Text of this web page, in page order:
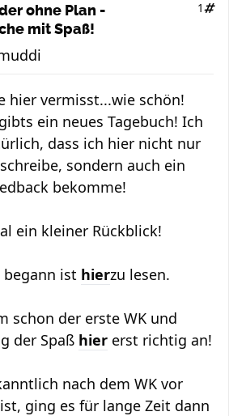
ohne Plan -
mit Spaß!
1
hier vermisst...wie schön!
ein neues Tagebuch! Ich
dass ich hier nicht nur
sondern auch ein
bekomme!
ein kleiner Rückblick!
begann ist hierzu lesen.
schon der erste WK und
der Spaß hier erst richtig an!
nach dem WK vor
ging es für lange Zeit dann